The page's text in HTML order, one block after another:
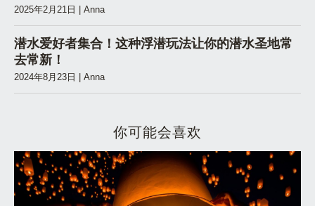
2025年2月21日 | Anna
潜水爱好者集合！这种浮潜玩法让你的潜水圣地常
去常新！
2024年8月23日 | Anna
你可能会喜欢